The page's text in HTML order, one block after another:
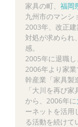
家具の町、 福岡
九州市のマンシ
2003年、改正
対処が求められ
感。
2005年に退職し
2006年より家
幹産業「家具製
「大川を再び
から、2006年に
ーネットを活用
る活動を続けて